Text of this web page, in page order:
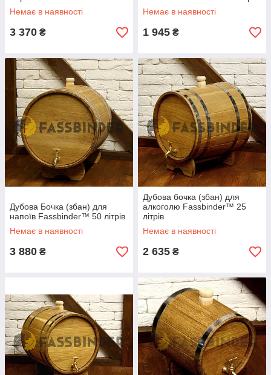
Немає в наявності
3 370 ₴
Немає в наявності
1 945 ₴
Дубова Бочка (збан) для
напоїв Fassbinder™ 50 літрів
Немає в наявності
3 880 ₴
Дубова бочка (збан) для
алкоголю Fassbinder™ 25
літрів
Немає в наявності
2 635 ₴